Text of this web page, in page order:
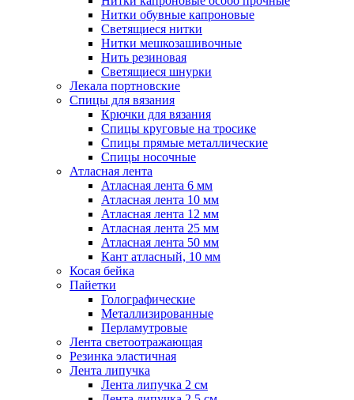
Нитки обувные капроновые
Светящиеся нитки
Нитки мешкозашивочные
Нить резиновая
Светящиеся шнурки
Лекала портновские
Спицы для вязания
Крючки для вязания
Спицы круговые на тросике
Спицы прямые металлические
Спицы носочные
Атласная лента
Атласная лента 6 мм
Атласная лента 10 мм
Атласная лента 12 мм
Атласная лента 25 мм
Атласная лента 50 мм
Кант атласный, 10 мм
Косая бейка
Пайетки
Голографические
Металлизированные
Перламутровые
Лента светоотражающая
Резинка эластичная
Лента липучка
Лента липучка 2 см